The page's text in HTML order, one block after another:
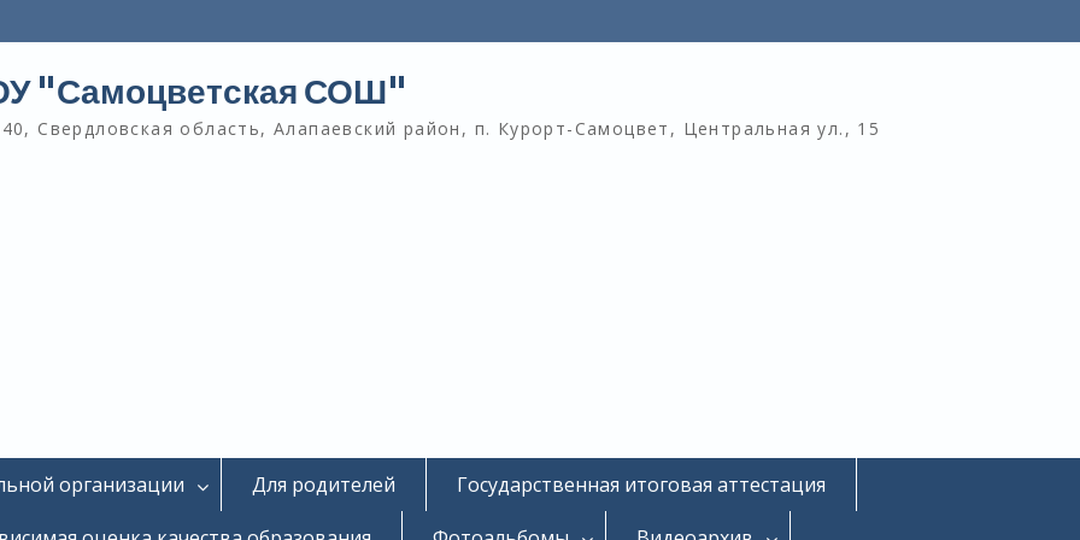
"Самоцветская СОШ"
Свердловская область, Алапаевский район, п. Курорт-Самоцвет, Центральная ул., 15
организации Для родителей
Государственная итоговая аттестация